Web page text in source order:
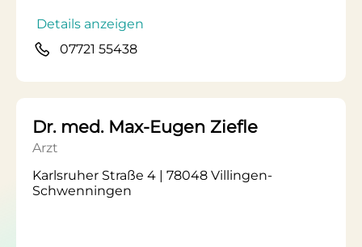
Details anzeigen
07721 55438
Dr. med. Max-Eugen Ziefle
Arzt
Karlsruher Straße 4 | 78048 Villingen-
Schwenningen